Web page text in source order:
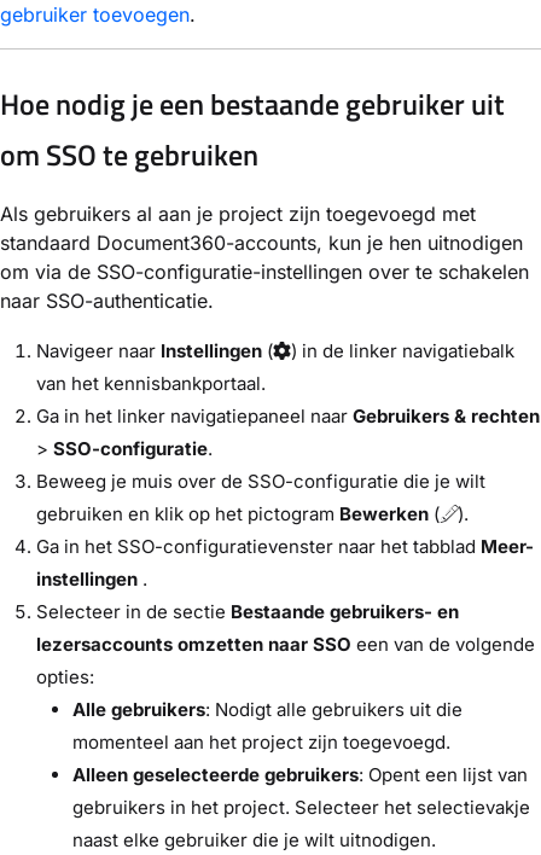
gebruiker toevoegen.
Hoe nodig je een bestaande gebruiker uit
om SSO te gebruiken
Als gebruikers al aan je project zijn toegevoegd met
standaard Document360-accounts, kun je hen uitnodigen
om via de SSO-configuratie-instellingen over te schakelen
naar SSO-authenticatie.
Navigeer naar Instellingen (
) in de linker navigatiebalk
van het kennisbankportaal.
Ga in het linker navigatiepaneel naar Gebruikers & rechten
> SSO-configuratie.
Beweeg je muis over de SSO-configuratie die je wilt
gebruiken en klik op het pictogram Bewerken (
).
Ga in het SSO-configuratievenster naar het tabblad Meer-
instellingen .
Selecteer in de sectie Bestaande gebruikers- en
lezersaccounts omzetten naar SSO een van de volgende
opties:
Alle gebruikers: Nodigt alle gebruikers uit die
momenteel aan het project zijn toegevoegd.
Alleen geselecteerde gebruikers: Opent een lijst van
gebruikers in het project. Selecteer het selectievakje
naast elke gebruiker die je wilt uitnodigen.